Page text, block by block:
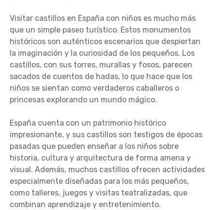
Visitar castillos en España con niños es mucho más
que un simple paseo turístico. Estos monumentos
históricos son auténticos escenarios que despiertan
la imaginación y la curiosidad de los pequeños. Los
castillos, con sus torres, murallas y fosos, parecen
sacados de cuentos de hadas, lo que hace que los
niños se sientan como verdaderos caballeros o
princesas explorando un mundo mágico.
España cuenta con un patrimonio histórico
impresionante, y sus castillos son testigos de épocas
pasadas que pueden enseñar a los niños sobre
historia, cultura y arquitectura de forma amena y
visual. Además, muchos castillos ofrecen actividades
especialmente diseñadas para los más pequeños,
como talleres, juegos y visitas teatralizadas, que
combinan aprendizaje y entretenimiento.